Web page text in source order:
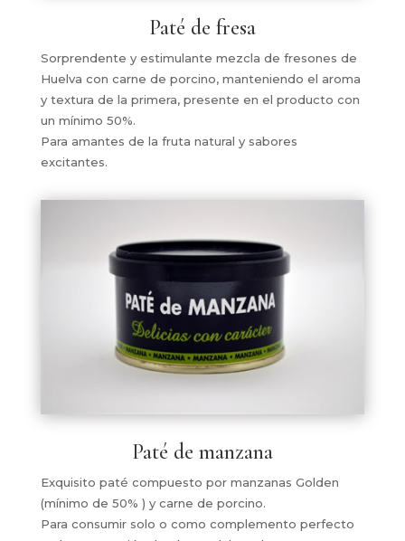
Paté de fresa
Sorprendente y estimulante mezcla de fresones de
Huelva con carne de porcino, manteniendo el aroma
y textura de la primera, presente en el producto con
un mínimo 50%.
Para amantes de la fruta natural y sabores
excitantes.
Paté de manzana
Exquisito paté compuesto por manzanas Golden
(mínimo de 50% ) y carne de porcino.
Para consumir solo o como complemento perfecto